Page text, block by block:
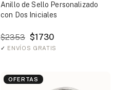
Anillo de Sello Personalizado
con Dos Iniciales
$2353 $1730
✓ ENVÍOS GRATIS
OFERTAS